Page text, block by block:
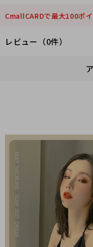
CmallCARDで最大100ポ
レビュー（0件）